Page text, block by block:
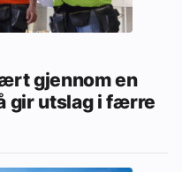
gjennom en
gir utslag i færre